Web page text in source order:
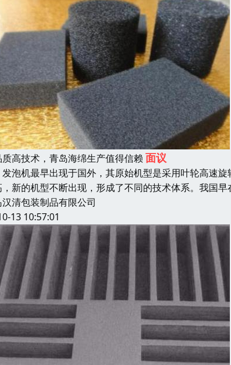
高技术，青岛海绵生产值得信赖 面议
机最早出现于国外，其原始机型是采用叶轮高速旋
新的机型不断出现，形成了不同的技术体系。我国
清包装制品有限公司
13 10:57:01